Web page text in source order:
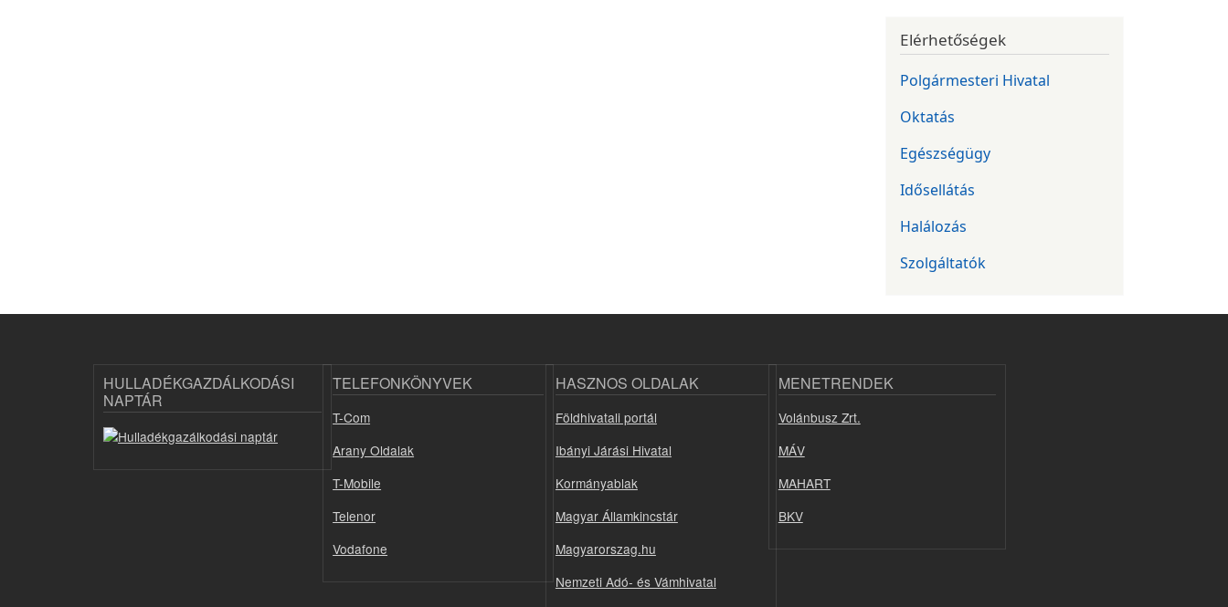
Elérhetőségek
Polgármesteri Hivatal
Oktatás
Egészségügy
Idősellátás
Halálozás
Szolgáltatók
HULLADÉKGAZDÁLKODÁSI
NAPTÁR
TELEFONKÖNYVEK
T-Com
Arany Oldalak
T-Mobile
Telenor
Vodafone
HASZNOS OLDALAK
Földhivatali portál
Ibányi Járási Hivatal
Kormányablak
Magyar Államkincstár
Magyarorszag.hu
Nemzeti Adó- és Vámhivatal
MENETRENDEK
Volánbusz Zrt.
MÁV
MAHART
BKV